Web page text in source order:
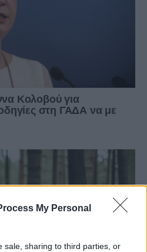
My Personal
sale, sharing to third parties, or